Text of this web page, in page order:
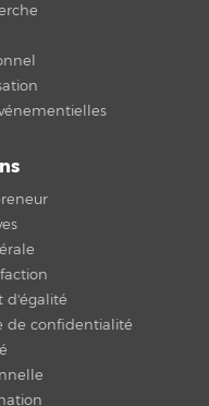
d'égalité
de confidentialité